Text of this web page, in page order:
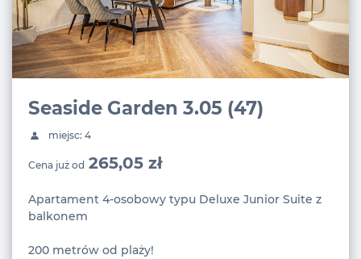
Seaside Garden 3.05 (47)
miejsc: 4
Cena już od 265,05 zł
Apartament 4-osobowy typu Deluxe Junior Suite z
balkonem
200 metrów od plaży!